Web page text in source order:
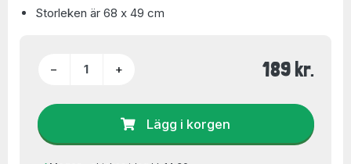
Storleken är 68 x 49 cm
− + 189 kr.
Lägg i korgen